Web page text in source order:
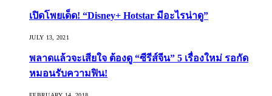
เปิดโพยเด็ด! “Disney+ Hotstar มีอะไรน่าดู”
JULY 13, 2021
พลาดแล้วจะเสียใจ ต้องดู “ซีรีส์จีน” 5 เรื่องใหม่ รอกัด
หมอนรับความฟิน!